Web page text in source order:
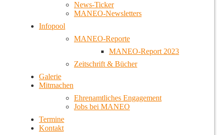
News-Ticker
MANEO-Newsletters
Infopool
MANEO-Reporte
MANEO-Report 2023
Zeitschrift & Bücher
Galerie
Mitmachen
Ehrenamtliches Engagement
Jobs bei MANEO
Termine
Kontakt